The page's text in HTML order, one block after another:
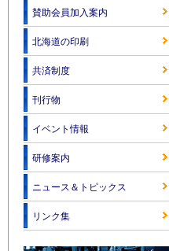
賛助会員加入案内
北海道の印刷
共済制度
刊行物
イベント情報
研修案内
ニュース＆トピックス
リンク集